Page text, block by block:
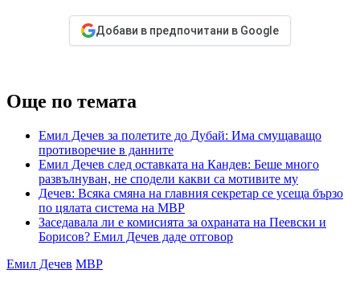
Добави в предпочитани в Google
Още по темата
Емил Дечев за полетите до Дубай: Има смущаващо
противоречие в данните
Емил Дечев след оставката на Кандев: Беше много
развълнуван, не сподели какви са мотивите му
Дечев: Всяка смяна на главния секретар се усеща бързо
по цялата система на МВР
Заседавала ли е комисията за охраната на Пеевски и
Борисов? Емил Дечев даде отговор
Емил Дечев МВР